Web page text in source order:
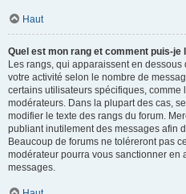
Haut
Quel est mon rang et comment puis-je
Les rangs, qui apparaissent en dessous
votre activité selon le nombre de
certains utilisateurs spécifiques, comme
modérateurs. Dans la plupart des cas,
modifier le texte des rangs du forum.
publiant inutilement des messages afin
Beaucoup de forums ne toléreront pas
modérateur pourra vous sanctionner en
messages.